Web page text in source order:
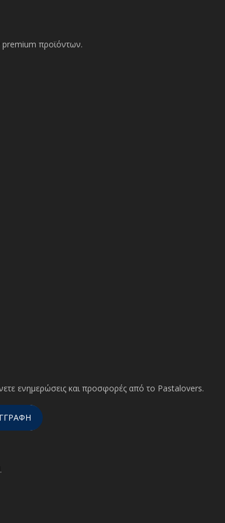
premium προϊόντων.
ενημερώσεις και προσφορές από το Pastalovers.